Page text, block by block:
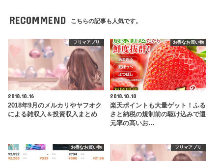
RECOMMEND こちらの記事も人気です。
フリマアプリ
2018.10.16
2018年9月のメルカリやヤフオク
による雑収入＆投資収入まとめ
お得なお買い物
2018.10.10
楽天ポイントも大量ゲット！ふる
さと納税の規制前の駆け込みで還
元率の高いお…
お得なお買い物 フリマアプリ